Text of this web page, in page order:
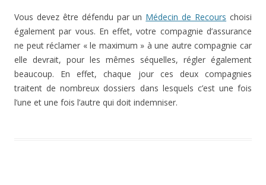
Vous devez être défendu par un Médecin de Recours choisi
également par vous. En effet, votre compagnie d’assurance
ne peut réclamer « le maximum » à une autre compagnie car
elle devrait, pour les mêmes séquelles, régler également
beaucoup. En effet, chaque jour ces deux compagnies
traitent de nombreux dossiers dans lesquels c’est une fois
l’une et une fois l’autre qui doit indemniser.